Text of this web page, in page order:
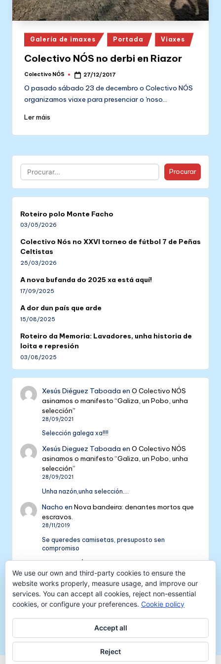
Posted
in
Galería de imaxes Portada Viaxes
Colectivo NÓS no derbi en Riazor
Posted
Colectivo NÓS 27/12/2017
O pasado sábado 23 de decembro o Colectivo NÓS
organizamos viaxe para presenciar o 'noso…
Ler máis
Buscar Procurar
Roteiro polo Monte Facho
03/05/2026
Colectivo Nós no XXVI torneo de fútbol 7 de Peñas
Celtistas
25/03/2026
A nova bufanda do 2025 xa está aquí!
17/09/2025
A dor dun país que arde
15/08/2025
Roteiro da Memoria: Lavadores, unha historia de
loita e represión
03/08/2025
Xesús Diéguez Taboada enO Colectivo NÓS
asinamos o manifesto “Galiza, un Pobo, unha
selección”
28/09/2021
Selección galega xa!!!!
Xesús Dieguez Taboada enO Colectivo NÓS
asinamos o manifesto “Galiza, un Pobo, unha
selección”
28/09/2021
Unha nazón,unha selección....
Nacho enNova bandeira: denantes mortos que
escravos.
28/11/2019
Se queredes camisetas, presuposto sen
compromiso
Colectivo NÓS: 5 anos de galeguismo e celtismo
| Colectivo NósenV Aniversario do Colectivo
NÓS
16/09/2018
[…] mil tempadas máis. E por iso convidámosvos a
We use our own and third-party cookies to ensure the
website works properly, measure usage, and improve our
services. You can accept all cookies, reject non-essential
cookies, or configure your preferences. Cookie policy
Accept all
Reject